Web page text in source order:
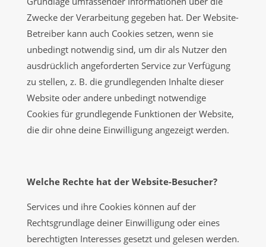
Zwecke der Verarbeitung gegeben hat. Der Website-
Betreiber kann auch Cookies setzen, wenn sie
unbedingt notwendig sind, um dir als Nutzer den
ausdrücklich angeforderten Service zur Verfügung
zu stellen, z. B. die grundlegenden Inhalte dieser
Website oder andere unbedingt notwendige
Cookies für grundlegende Funktionen der Website,
die dir ohne deine Einwilligung angezeigt werden.
Welche Rechte hat der Website-Besucher?
Services und ihre Cookies können auf der
Rechtsgrundlage deiner Einwilligung oder eines
berechtigten Interesses gesetzt und gelesen werden.